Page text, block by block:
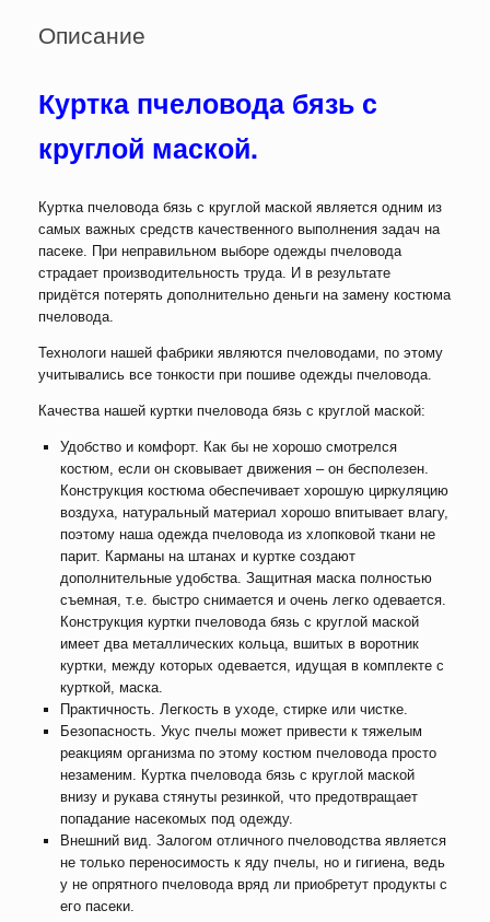
Описание
Куртка пчеловода бязь с
круглой маской.
Куртка пчеловода бязь с круглой маской является одним из
самых важных средств качественного выполнения задач на
пасеке. При неправильном выборе одежды пчеловода
страдает производительность труда. И в результате
придётся потерять дополнительно деньги на замену костюма
пчеловода.
Технологи нашей фабрики являются пчеловодами, по этому
учитывались все тонкости при пошиве одежды пчеловода.
Качества нашей куртки пчеловода бязь с круглой маской:
Удобство и комфорт. Как бы не хорошо смотрелся
костюм, если он сковывает движения – он бесполезен.
Конструкция костюма обеспечивает хорошую циркуляцию
воздуха, натуральный материал хорошо впитывает влагу,
поэтому наша одежда пчеловода из хлопковой ткани не
парит. Карманы на штанах и куртке создают
дополнительные удобства. Защитная маска полностью
съемная, т.е. быстро снимается и очень легко одевается.
Конструкция куртки пчеловода бязь с круглой маской
имеет два металлических кольца, вшитых в воротник
куртки, между которых одевается, идущая в комплекте с
курткой, маска.
Практичность. Легкость в уходе, стирке или чистке.
Безопасность. Укус пчелы может привести к тяжелым
реакциям организма по этому костюм пчеловода просто
незаменим. Куртка пчеловода бязь с круглой маской
внизу и рукава стянуты резинкой, что предотвращает
попадание насекомых под одежду.
Внешний вид. Залогом отличного пчеловодства является
не только переносимость к яду пчелы, но и гигиена, ведь
у не опрятного пчеловода вряд ли приобретут продукты с
его пасеки.